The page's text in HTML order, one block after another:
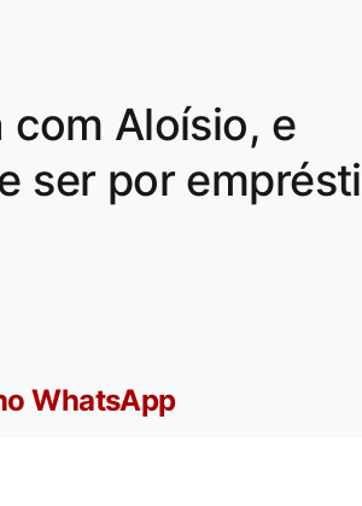
com Aloísio, e
ser por
WhatsApp